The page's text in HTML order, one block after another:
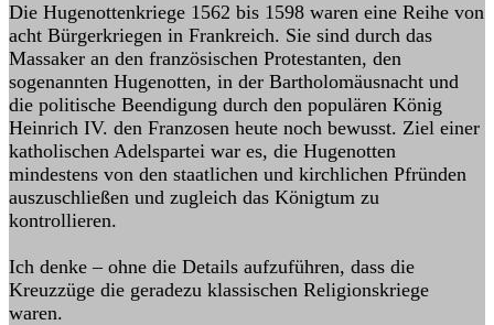
Die Hugenottenkriege 1562 bis 1598 waren eine Reihe von
acht Bürgerkriegen in Frankreich. Sie sind durch das
Massaker an den französischen Protestanten, den
sogenannten Hugenotten, in der Bartholomäusnacht und
die politische Beendigung durch den populären König
Heinrich IV. den Franzosen heute noch bewusst. Ziel einer
katholischen Adelspartei war es, die Hugenotten
mindestens von den staatlichen und kirchlichen Pfründen
auszuschließen und zugleich das Königtum zu
kontrollieren.
Ich denke – ohne die Details aufzuführen, dass die
Kreuzzüge die geradezu klassischen Religionskriege
waren.